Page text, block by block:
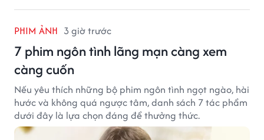
PHIM ẢNH 3 giờ trước
7 phim ngôn tình lãng mạn càng xem
càng cuốn
Nếu yêu thích những bộ phim ngôn tình ngọt ngào, hài
hước và không quá ngược tâm, danh sách 7 tác phẩm
dưới đây là lựa chọn đáng để thưởng thức.